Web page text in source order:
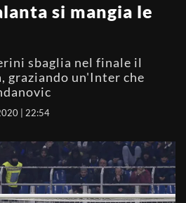
si mangia le
sbaglia nel finale il
un'Inter che
| 22:54